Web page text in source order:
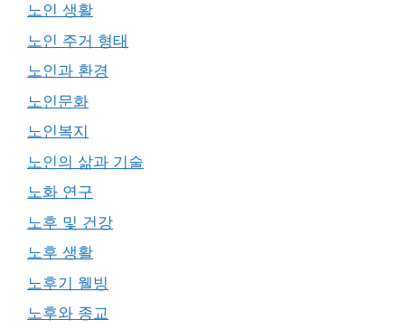
노인 생활
노인 주거 형태
노인과 환경
노인문화
노인복지
노인의 삶과 기술
노화 연구
노후 및 건강
노후 생활
노후기 웰빙
노후와 종교